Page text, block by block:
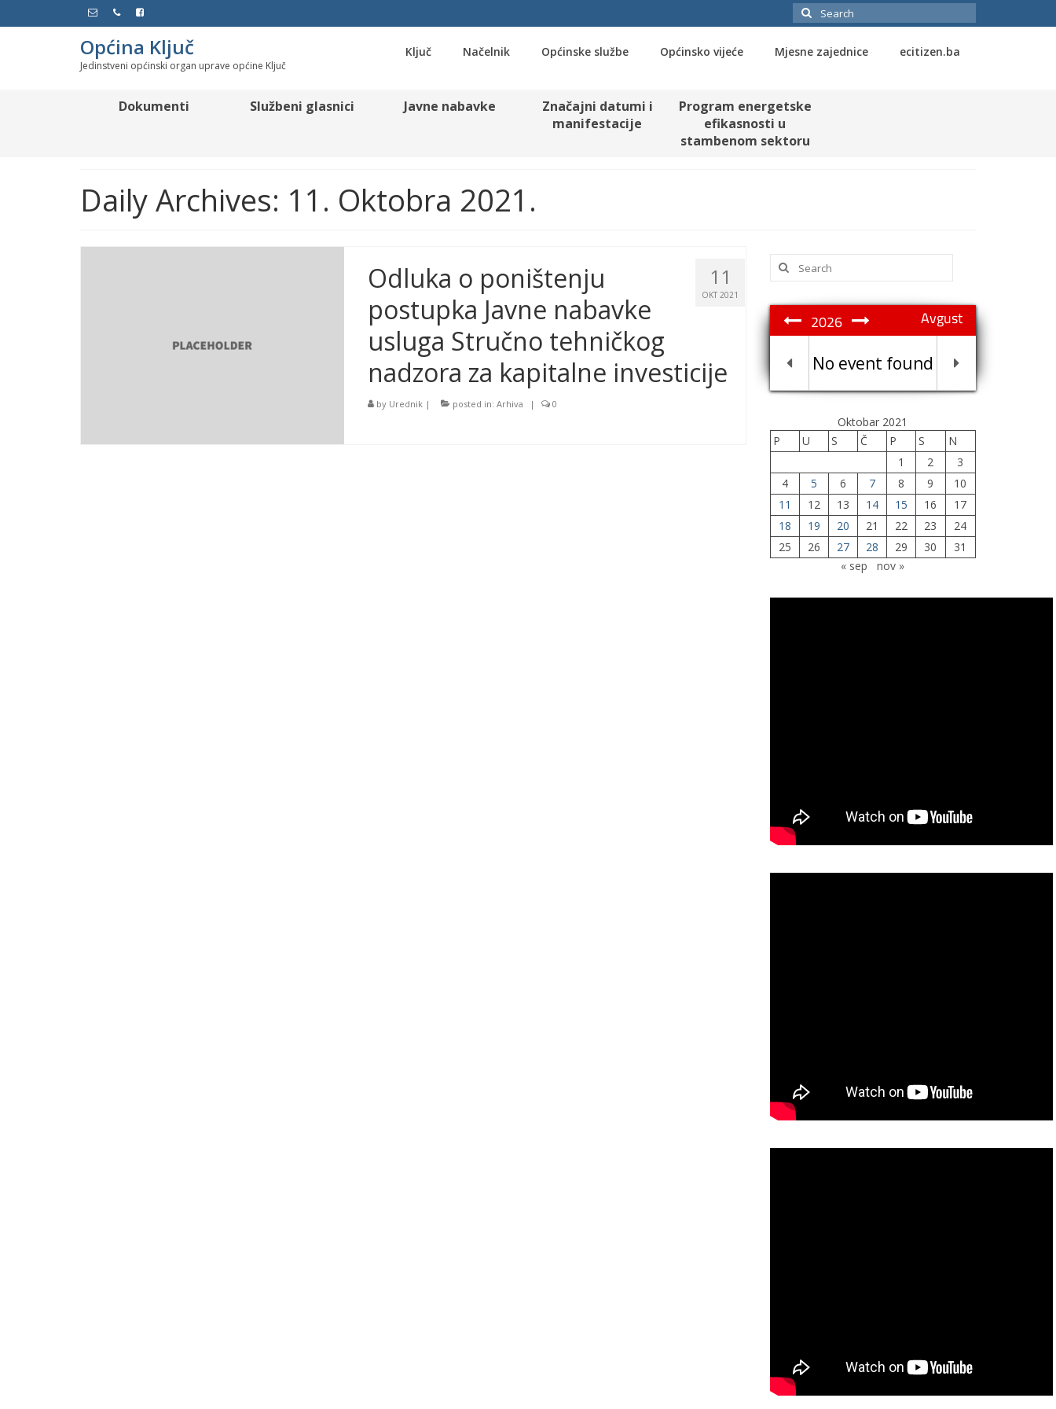
Search
for:
Općina Ključ
Jedinstveni općinski organ uprave općine Ključ
Ključ Načelnik Općinske službe Općinsko vijeće Mjesne zajednice ecitizen.ba
Dokumenti Službeni glasnici Javne nabavke
Značajni datumi i
manifestacije
Program energetske
efikasnosti u
stambenom sektoru
Daily Archives: 11. Oktobra 2021.
11
OKT 2021
Odluka o poništenju
postupka Javne nabavke
usluga Stručno tehničkog
nadzora za kapitalne investicije
by Urednik| posted in: Arhiva | 0
Search
for:
Avgust
2026
No event found
Oktobar 2021
P
U S Č P S
N
1
2
3
4
5 6 7 8 9
10
11
12 13 14 15 16
17
18
19 20 21 22 23
24
25
26 27 28 29 30
31
« sep
nov »